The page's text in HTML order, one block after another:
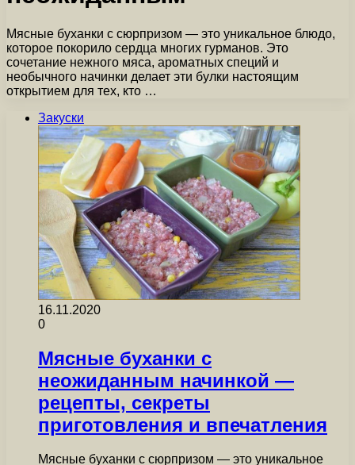
Мясные буханки с сюрпризом — это уникальное блюдо,
которое покорило сердца многих гурманов. Это
сочетание нежного мяса, ароматных специй и
необычного начинки делает эти булки настоящим
открытием для тех, кто …
Закуски
16.11.2020
0
Мясные буханки с
неожиданным начинкой —
рецепты, секреты
приготовления и впечатления
Мясные буханки с сюрпризом — это уникальное